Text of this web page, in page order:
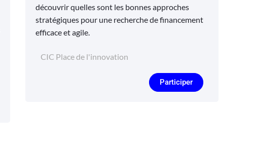
découvrir quelles sont les bonnes approches
stratégiques pour une recherche de financement
efficace et agile.
CIC Place de l'innovation
Participer